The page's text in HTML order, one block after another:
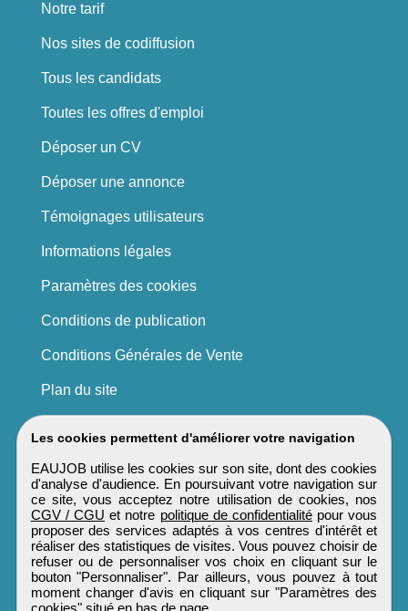
Les cookies permettent d'améliorer votre navigation
EAUJOB utilise les cookies sur son site, dont des cookies
d'analyse d'audience. En poursuivant votre navigation sur
ce site, vous acceptez notre utilisation de cookies, nos
CGV / CGU et notre politique de confidentialité pour vous
proposer des services adaptés à vos centres d'intérêt et
réaliser des statistiques de visites. Vous pouvez choisir de
refuser ou de personnaliser vos choix en cliquant sur le
bouton "Personnaliser". Par ailleurs, vous pouvez à tout
moment changer d'avis en cliquant sur "Paramètres des
cookies" situé en bas de page.
Notre tarif
Nos sites de codiffusion
Tous les candidats
Toutes les offres d'emploi
Déposer un CV
Déposer une annonce
Témoignages utilisateurs
Informations légales
Paramètres des cookies
Conditions de publication
Conditions Générales de Vente
Plan du site